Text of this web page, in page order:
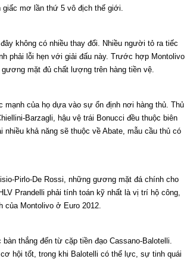
giấc mơ lần thứ 5 vô địch thế giới.
không có nhiều thay đổi. Nhiều người tỏ ra tiếc
phải lỗi hẹn với giải đấu này. Trước hợp Montolivo
mặt đủ chất lượng trên hàng tiền vệ.
mạnh của họ dựa vào sự ổn định nơi hàng thủ. Thủ
Barzagli, hậu vệ trái Bonucci đều thuộc biên
khả năng sẽ thuộc về Abate, mẫu cầu thủ có
Pirlo-De Rossi, những gương mặt đá chính cho
Prandelli phải tính toán kỹ nhất là vị trí hộ công,
của Montolivo ở Euro 2012.
thắng đến từ cặp tiền đạo Cassano-Balotelli.
hội tốt, trong khi Balotelli có thể lực, sự tinh quái